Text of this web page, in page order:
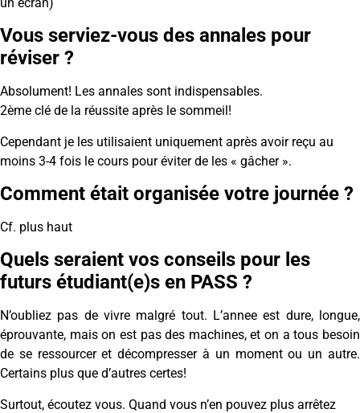
Vous serviez-vous des annales pour
réviser ?
Absolument! Les annales sont indispensables.
2ème clé de la réussite après le sommeil!
Cependant je les utilisaient uniquement après avoir reçu au
moins 3-4 fois le cours pour éviter de les « gâcher ».
Comment était organisée votre journée ?
Cf. plus haut
Quels seraient vos conseils pour les
futurs étudiant(e)s en PASS ?
N’oubliez pas de vivre malgré tout. L’annee est dure, longue,
éprouvante, mais on est pas des machines, et on a tous besoin
de se ressourcer et décompresser à un moment ou un autre.
Certains plus que d’autres certes!
Surtout, écoutez vous. Quand vous n’en pouvez plus arrêtez